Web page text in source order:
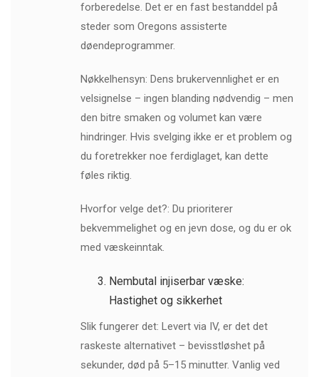
forberedelse. Det er en fast bestanddel på
steder som Oregons assisterte
døendeprogrammer.
Nøkkelhensyn: Dens brukervennlighet er en
velsignelse – ingen blanding nødvendig – men
den bitre smaken og volumet kan være
hindringer. Hvis svelging ikke er et problem og
du foretrekker noe ferdiglaget, kan dette
føles riktig.
Hvorfor velge det?: Du prioriterer
bekvemmelighet og en jevn dose, og du er ok
med væskeinntak.
Nembutal injiserbar væske:
Hastighet og sikkerhet
Slik fungerer det: Levert via IV, er det det
raskeste alternativet – bevisstløshet på
sekunder, død på 5–15 minutter. Vanlig ved